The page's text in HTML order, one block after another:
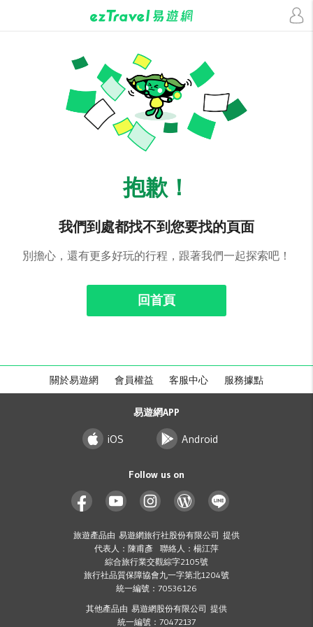
抱歉！
我們到處都找不到您要找的頁面
別擔心，還有更多好玩的行程，跟著我們一起探索吧！
回首頁
關於易遊網 會員權益 客服中心 服務據點
易遊網APP
iOS Android
Follow us on
旅遊產品由 易遊網旅行社股份有限公司 提供
代表人：陳甫彥 聯絡人：楊江萍
綜合旅行業交觀綜字2105號
旅行社品質保障協會九一字第北1204號
統一編號：70536126
其他產品由 易遊網股份有限公司 提供
統一編號：70472137